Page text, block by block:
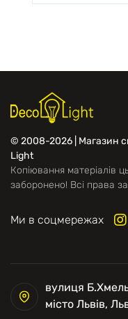
© 2008-2026 | Магазин
Light
Копіювання матеріалів
заборонено! Всі права
Ми в соцмережах
вулиця
місто Львів,